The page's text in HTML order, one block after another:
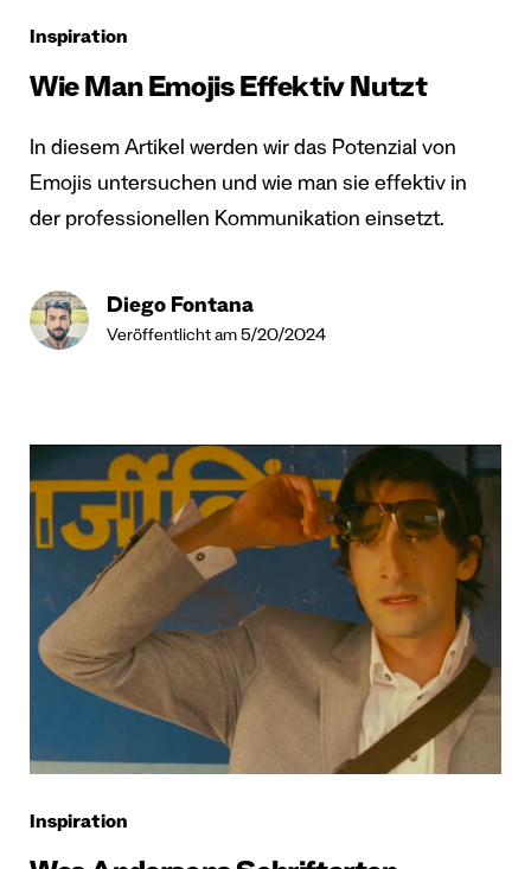
Inspiration
Wie Man Emojis Effektiv Nutzt
In diesem Artikel werden wir das Potenzial von
Emojis untersuchen und wie man sie effektiv in
der professionellen Kommunikation einsetzt.
Diego Fontana
Veröffentlicht am 5/20/2024
Inspiration